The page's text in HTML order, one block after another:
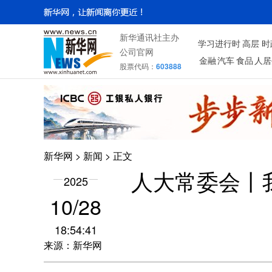
新华通讯社主办
公司官网
股票代码： 603888
学习进行时 高层
金融 汽车 食品 人
新华网 > 新闻 > 正文
2025
10/28
18:54:41
来源：新华网
人大常委会